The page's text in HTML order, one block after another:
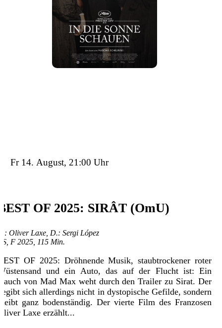
Fr 14. August, 21:00 Uhr
OF 2025: SIRÂT (OmU)
Oliver Laxe, D.: Sergi López
F 2025, 115 Min.
OF 2025: Dröhnende Musik, staubtrockener roter
und ein Auto, das auf der Flucht ist: Ein
von Mad Max weht durch den Trailer zu Sirat. Der
sich allerdings nicht in dystopische Gefilde, sondern
ganz bodenständig. Der vierte Film des Franzosen
Laxe erzählt...